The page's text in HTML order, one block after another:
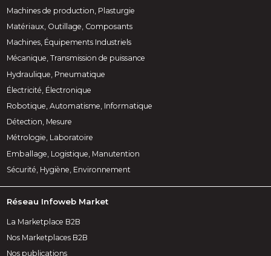
Machines de production, Plasturgie
Matériaux, Outillage, Composants
Machines, Équipements Industriels
Mécanique, Transmission de puissance
Hydraulique, Pneumatique
Électricité, Électronique
Robotique, Automatisme, Informatique
Détection, Mesure
Métrologie, Laboratoire
Emballage, Logistique, Manutention
Sécurité, Hygiène, Environnement
Réseau Infoweb Market
La Marketplace B2B
Nos Marketplaces B2B
Nos publications